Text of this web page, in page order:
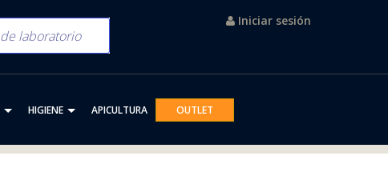
Iniciar sesión
HIGIENE APICULTURA OUTLET